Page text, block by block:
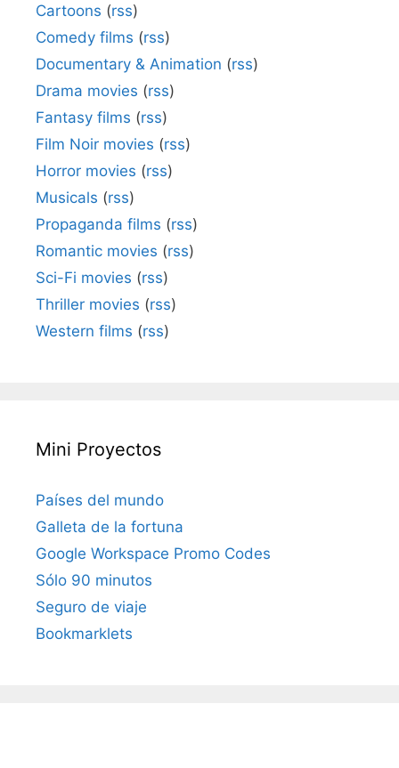
Cartoons (rss)
Comedy films (rss)
Documentary & Animation (rss)
Drama movies (rss)
Fantasy films (rss)
Film Noir movies (rss)
Horror movies (rss)
Musicals (rss)
Propaganda films (rss)
Romantic movies (rss)
Sci-Fi movies (rss)
Thriller movies (rss)
Western films (rss)
Mini Proyectos
Países del mundo
Galleta de la fortuna
Google Workspace Promo Codes
Sólo 90 minutos
Seguro de viaje
Bookmarklets